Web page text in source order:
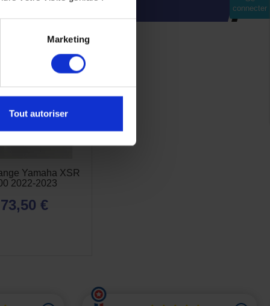
Marketing
Tout autoriser
connecter
Yamaha XSR
2022-2023
73,50 €